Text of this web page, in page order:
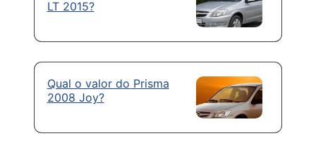
LT 2015?
Qual o valor do Prisma
2008 Joy?